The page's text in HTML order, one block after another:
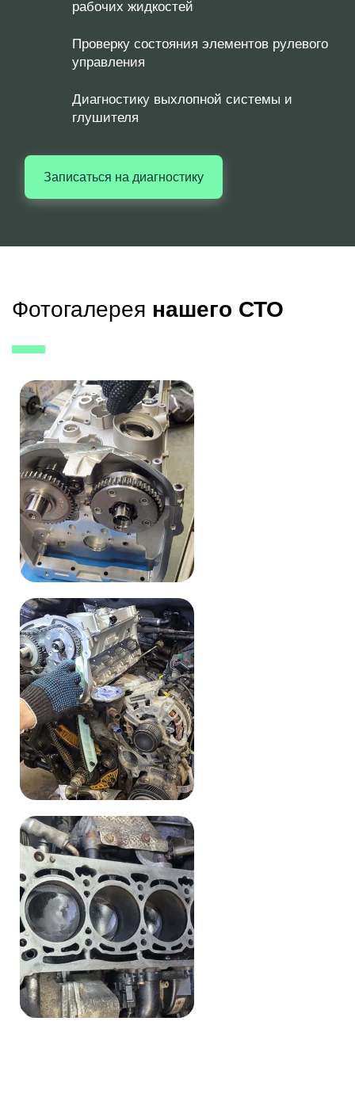
рабочих жидкостей
Проверку состояния элементов рулевого
управления
Диагностику выхлопной системы и
глушителя
Записаться на диагностику
Фотогалерея нашего СТО